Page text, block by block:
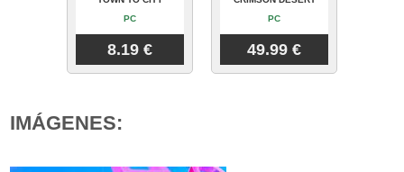
PC
8.19 €
PC
49.99 €
IMÁGENES: